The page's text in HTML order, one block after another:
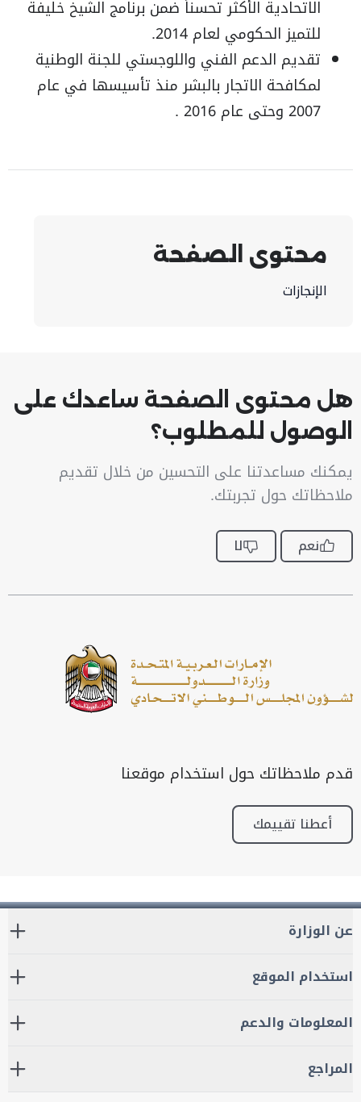
الاتحادية الأكثر تحسناً ضمن برنامج الشيخ خليفة
للتميز الحكومي لعام 2014.
تقديم الدعم الفني واللوجستي للجنة الوطنية
لمكافحة الاتجار بالبشر منذ تأسيسها في عام
2007 وحتى عام 2016 .
محتوى الصفحة
الإنجازات
هل محتوى الصفحة ساعدك على
الوصول للمطلوب؟
يمكنك مساعدتنا على التحسين من خلال تقديم
ملاحظاتك حول تجربتك.
نعم لا
قدم ملاحظاتك حول استخدام موقعنا
أعطنا تقييمك
عن الوزارة
استخدام الموقع
المعلومات والدعم
المراجع